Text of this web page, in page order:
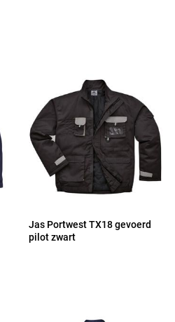
Jas Portwest TX18 gevoerd
pilot zwart